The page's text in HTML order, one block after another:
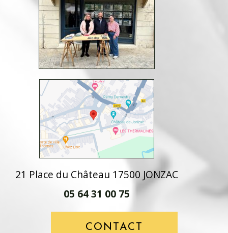
21 Place du Château 17500 JONZAC
05 64 31 00 75
CONTACT